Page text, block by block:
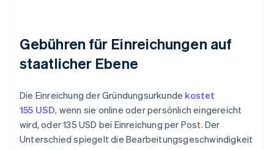
Gebühren für Einreichungen auf
staatlicher Ebene
Die Einreichung der Gründungsurkunde kostet
155 USD, wenn sie online oder persönlich eingereicht
wird, oder 135 USD bei Einreichung per Post. Der
Unterschied spiegelt die Bearbeitungsgeschwindigkeit